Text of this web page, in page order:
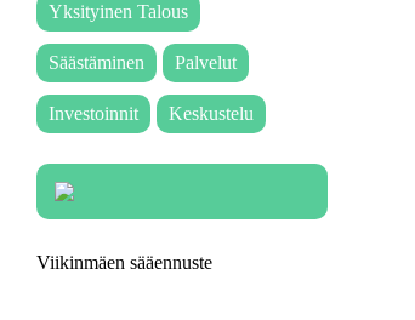
Yksityinen Talous
Säästäminen Palvelut
Investoinnit Keskustelu
Viikinmäen sääennuste